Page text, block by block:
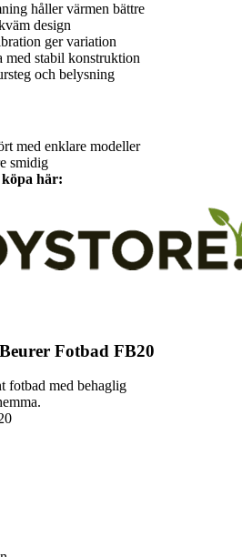
håller värmen bättre
design
ger variation
med stabil konstruktion
och belysning
med enklare modeller
smidig
här:
Fotbad FB20
fotbad med behaglig